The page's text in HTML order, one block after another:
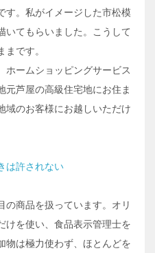
す。私がイメージした市松模
いてもらいました。こうして
です。
ームショッピングサービス
元芦屋の高級住宅地にお住ま
域のお客様にお越しいただけ
は許されない
商品を扱っています。オリ
けを使い、食品表示管理士を
物は極力使わず、ほとんどを